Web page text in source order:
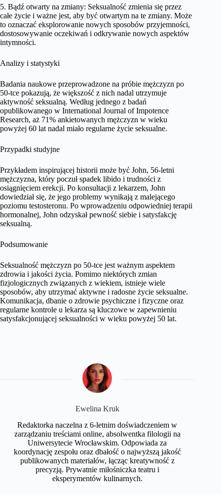
5. Bądź otwarty na zmiany: Seksualność zmienia się przez
całe życie i ważne jest, aby być otwartym na te zmiany. Może
to oznaczać eksplorowanie nowych sposobów przyjemności,
dostosowywanie oczekiwań i odkrywanie nowych aspektów
intymności.
Analizy i statystyki
Badania naukowe przeprowadzone na próbie mężczyzn po
50-tce pokazują, że większość z nich nadal utrzymuje
aktywność seksualną. Według jednego z badań
opublikowanego w International Journal of Impotence
Research, aż 71% ankietowanych mężczyzn w wieku
powyżej 60 lat nadal miało regularne życie seksualne.
Przypadki studyjne
Przykładem inspirującej historii może być John, 56-letni
mężczyzna, który poczuł spadek libido i trudności z
osiągnięciem erekcji. Po konsultacji z lekarzem, John
dowiedział się, że jego problemy wynikają z malejącego
poziomu testosteronu. Po wprowadzeniu odpowiedniej terapii
hormonalnej, John odzyskał pewność siebie i satysfakcję
seksualną.
Podsumowanie
Seksualność mężczyzn po 50-tce jest ważnym aspektem
zdrowia i jakości życia. Pomimo niektórych zmian
fizjologicznych związanych z wiekiem, istnieje wiele
sposobów, aby utrzymać aktywne i radosne życie seksualne.
Komunikacja, dbanie o zdrowie psychiczne i fizyczne oraz
regularne kontrole u lekarza są kluczowe w zapewnieniu
satysfakcjonującej seksualności w wieku powyżej 50 lat.
Ewelina Kruk
Redaktorka naczelna z 6-letnim doświadczeniem w
zarządzaniu treściami online, absolwentka filologii na
Uniwersytecie Wrocławskim. Odpowiada za
koordynację zespołu oraz dbałość o najwyższą jakość
publikowanych materiałów, łącząc kreatywność z
precyzją. Prywatnie miłośniczka teatru i
eksperymentów kulinarnych.